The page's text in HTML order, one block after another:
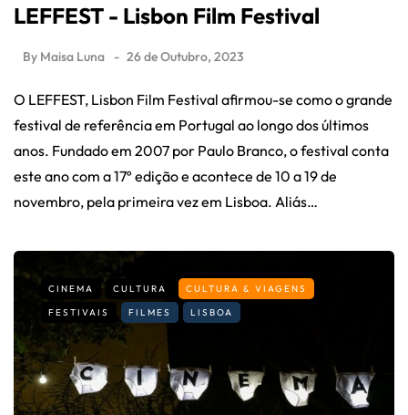
LEFFEST - Lisbon Film Festival
By Maisa Luna 26 de Outubro, 2023
O LEFFEST, Lisbon Film Festival afirmou-se como o grande
festival de referência em Portugal ao longo dos últimos
anos. Fundado em 2007 por Paulo Branco, o festival conta
este ano com a 17º edição e acontece de 10 a 19 de
novembro, pela primeira vez em Lisboa. Aliás…
CINEMA CULTURA
CULTURA & VIAGENS
FESTIVAIS
FILMES LISBOA